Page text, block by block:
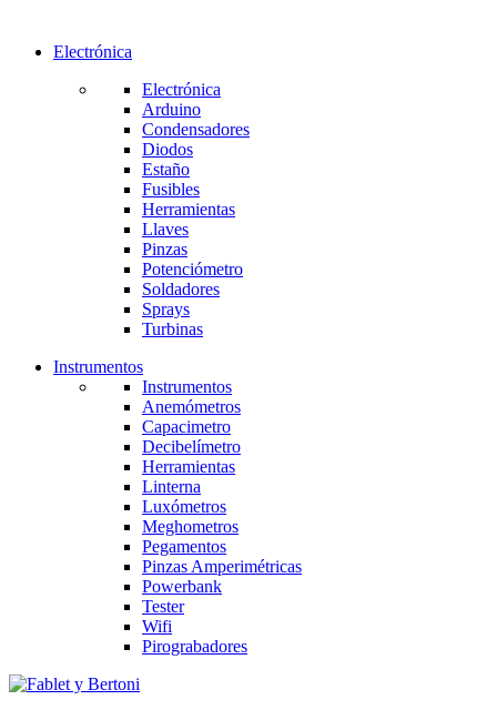
Electrónica
Electrónica
Arduino
Condensadores
Diodos
Estaño
Fusibles
Herramientas
Llaves
Pinzas
Potenciómetro
Soldadores
Sprays
Turbinas
Instrumentos
Instrumentos
Anemómetros
Capacimetro
Decibelímetro
Herramientas
Linterna
Luxómetros
Meghometros
Pegamentos
Pinzas Amperimétricas
Powerbank
Tester
Wifi
Pirograbadores